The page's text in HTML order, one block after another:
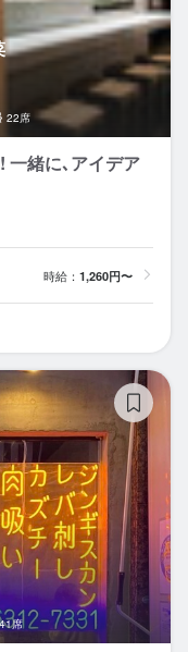
22席
一緒に､アイデア
時給： 1,260円〜
41席